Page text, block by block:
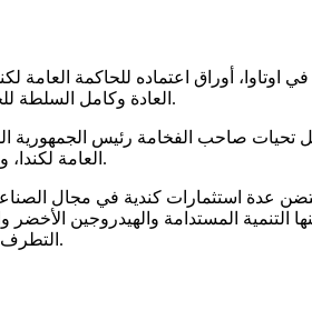
اوتاوا، أوراق اعتماده للحاكمة
العادة وكامل السلطة للجمهورية الإسلامية الموريتانية لدى دولة كندا.
تحيات صاحب الفخامة رئيس الجمهورية
العامة لكندا، ورغبته في تطوير علاقات التعاون بين البلدين.
عدة استثمارات كندية في مجال
التنمية المستدامة والهيدروجين الأخضر
التطرف ودعم الأمن والاستقرار في منطقة الساحل.